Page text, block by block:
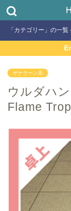
「カテゴリー」の一
ザナラーン系
ウルダハ
Flame